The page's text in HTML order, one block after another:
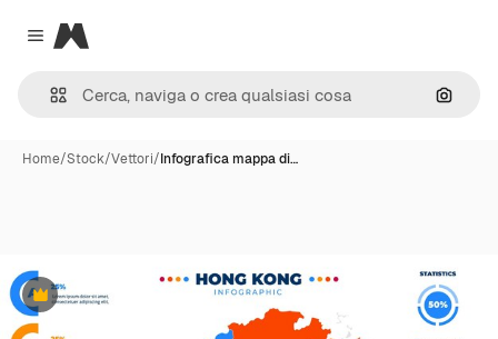
Close menu
Magnific
Cerca
Home/Stock/Vettori/Infografica mappa di…
Premium